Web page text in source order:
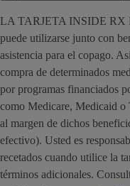
LA TARJETA INSIDE RX
puede utilizarse junto con
asistencia para el copago.
compra de determinados
por programas financiados
como Medicare, Medicaid o
al margen de dichos
efectivo). Usted es
recetados cuando utilice la
términos adicionales.